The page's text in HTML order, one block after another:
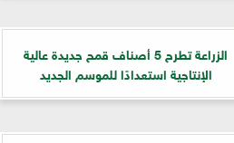
الزراعة تطرح 5 أصناف قمح جديدة عالية
الإنتاجية استعدادًا للموسم الجديد